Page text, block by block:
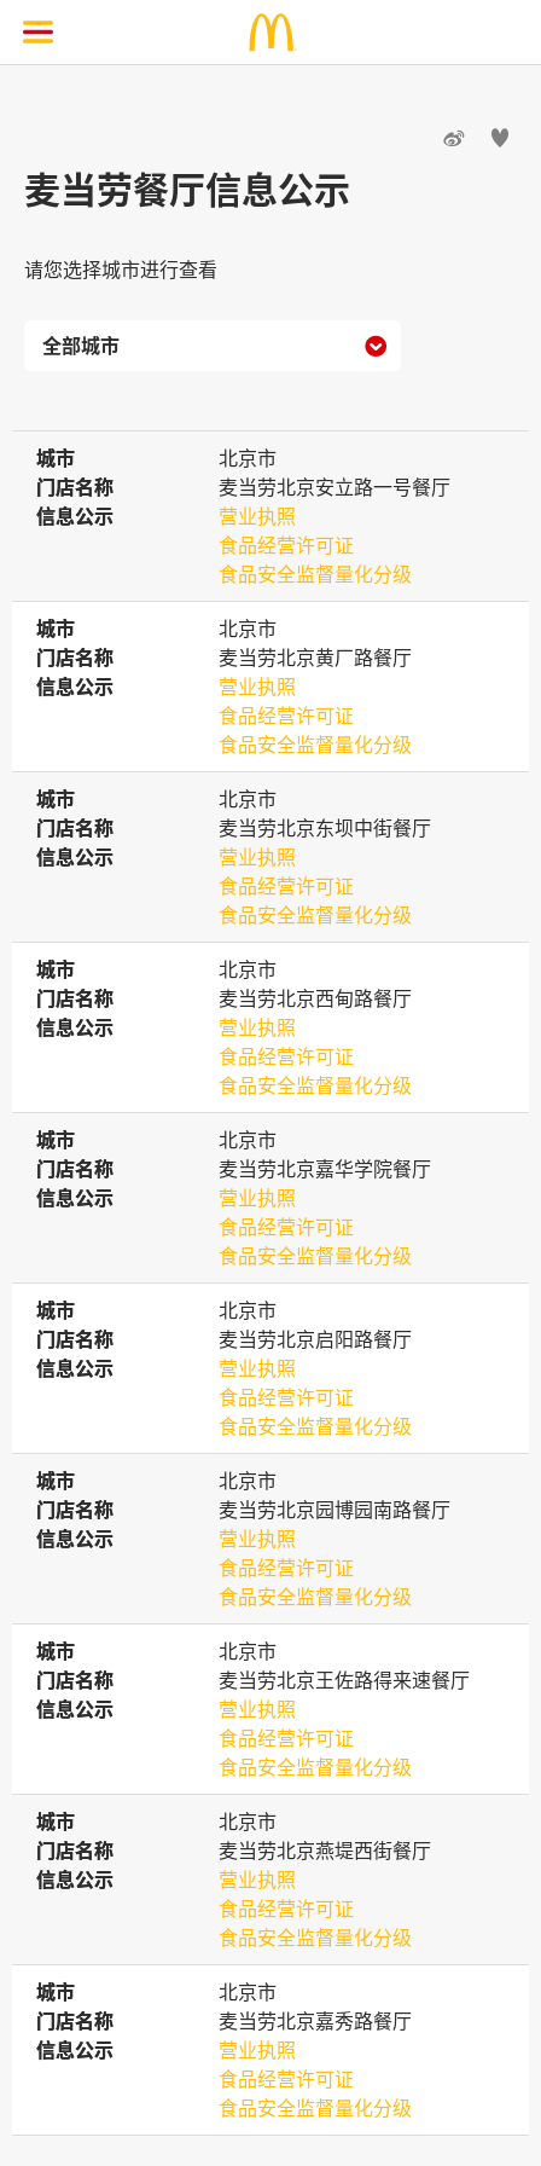
 
麦当劳餐厅信息公示
请您选择城市进行查看

城市
城市
北京市
门店名称
门店名称
麦当劳北京安立路一号餐厅
信息公示
信息公示
营业执照
食品经营许可证
食品安全监督量化分级
城市
城市
北京市
门店名称
门店名称
麦当劳北京黄厂路餐厅
信息公示
信息公示
营业执照
食品经营许可证
食品安全监督量化分级
城市
城市
北京市
门店名称
门店名称
麦当劳北京东坝中街餐厅
信息公示
信息公示
营业执照
食品经营许可证
食品安全监督量化分级
城市
城市
北京市
门店名称
门店名称
麦当劳北京西甸路餐厅
信息公示
信息公示
营业执照
食品经营许可证
食品安全监督量化分级
城市
城市
北京市
门店名称
门店名称
麦当劳北京嘉华学院餐厅
信息公示
信息公示
营业执照
食品经营许可证
食品安全监督量化分级
城市
城市
北京市
门店名称
门店名称
麦当劳北京启阳路餐厅
信息公示
信息公示
营业执照
食品经营许可证
食品安全监督量化分级
城市
城市
北京市
门店名称
门店名称
麦当劳北京园博园南路餐厅
信息公示
信息公示
营业执照
食品经营许可证
食品安全监督量化分级
城市
城市
北京市
门店名称
门店名称
麦当劳北京王佐路得来速餐厅
信息公示
信息公示
营业执照
食品经营许可证
食品安全监督量化分级
城市
城市
北京市
门店名称
门店名称
麦当劳北京燕堤西街餐厅
信息公示
信息公示
营业执照
食品经营许可证
食品安全监督量化分级
城市
城市
北京市
门店名称
门店名称
麦当劳北京嘉秀路餐厅
信息公示
信息公示
营业执照
食品经营许可证
食品安全监督量化分级